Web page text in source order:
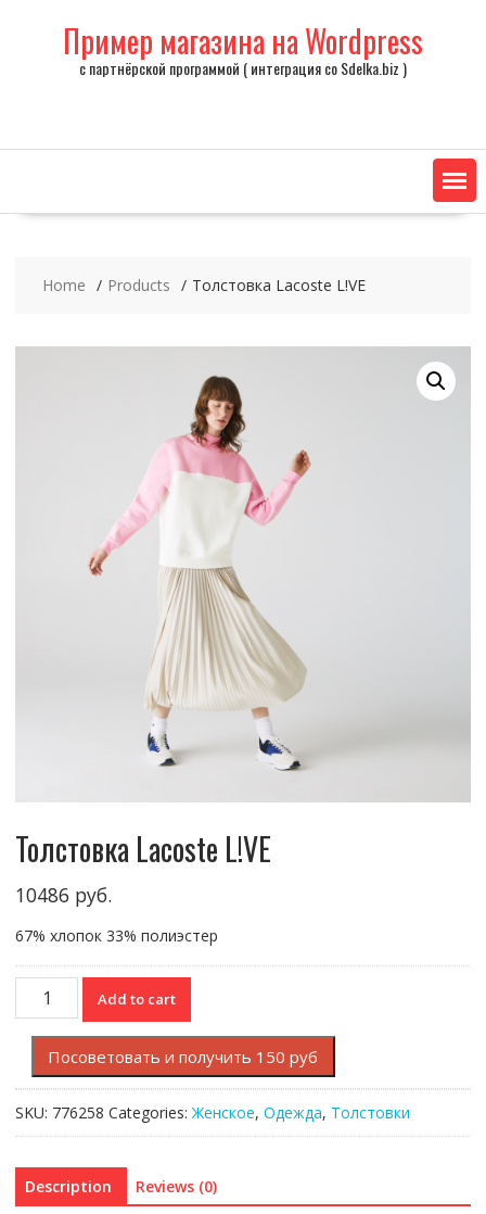
Пример магазина на Wordpress
с партнёрской программой ( интеграция со Sdelka.biz )
Home Products Толстовка Lacoste L!VE
Толстовка Lacoste L!VE
10486 руб.
67% хлопок 33% полиэстер
Толстовка
Lacoste
L!VE
quantity
Add to cart
Посоветовать и получить 150 руб
SKU: 776258 Categories:Женское, Одежда, Толстовки
Description Reviews (0)